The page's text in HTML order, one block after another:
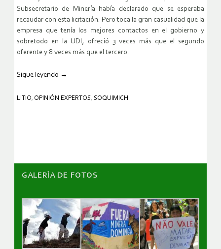
Subsecretario de Minería había declarado que se esperaba
recaudar con esta licitación. Pero toca la gran casualidad que la
empresa que tenía los mejores contactos en el gobierno y
sobretodo en la UDI, ofreció 3 veces más que el segundo
oferente y 8 veces más que el tercero.
Sigue leyendo →
LITIO, OPINIÓN EXPERTOS, SOQUIMICH
GALERÌA DE FOTOS